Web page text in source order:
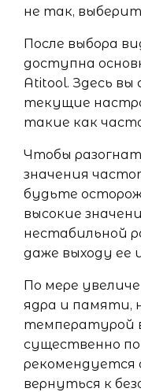
не так,
После выбора
доступна
Atitool. Здесь
текущие
такие как
Чтобы
значения
будьте
высокие
нестабильной
даже выходу ее
По мере
ядра и памяти,
температурой
существенно
рекомендуется
вернуться к